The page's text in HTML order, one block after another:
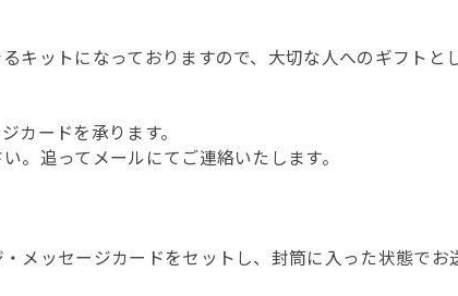
キットになっておりますので、大切な人へのギフトと
カードを承ります。
。追ってメールにてご連絡いたします。
メッセージカードをセットし、封筒に入った状態でお